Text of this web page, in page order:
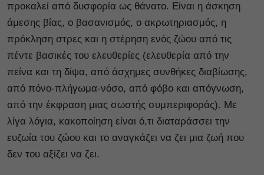
προκαλεί από δυσφορία ως θάνατο. Είναι η άσκηση
άμεσης βίας, ο βασανισμός, ο ακρωτηριασμός, η
πρόκληση στρες και η στέρηση ενός ζώου από τις
πέντε βασικές του ελευθερίες (ελευθερία από την
πείνα και τη δίψα, από άσχημες συνθήκες διαβίωσης,
από πόνο-πλήγωμα-νόσο, από φόβο και απόγνωση,
από την έκφραση μιας σωστής συμπεριφοράς). Με
λίγα λόγια, κακοποίηση είναι ό,τι διαταράσσει την
ευζωία του ζώου και το αναγκάζει να ζει μια ζωή που
δεν του αξίζει να ζει.